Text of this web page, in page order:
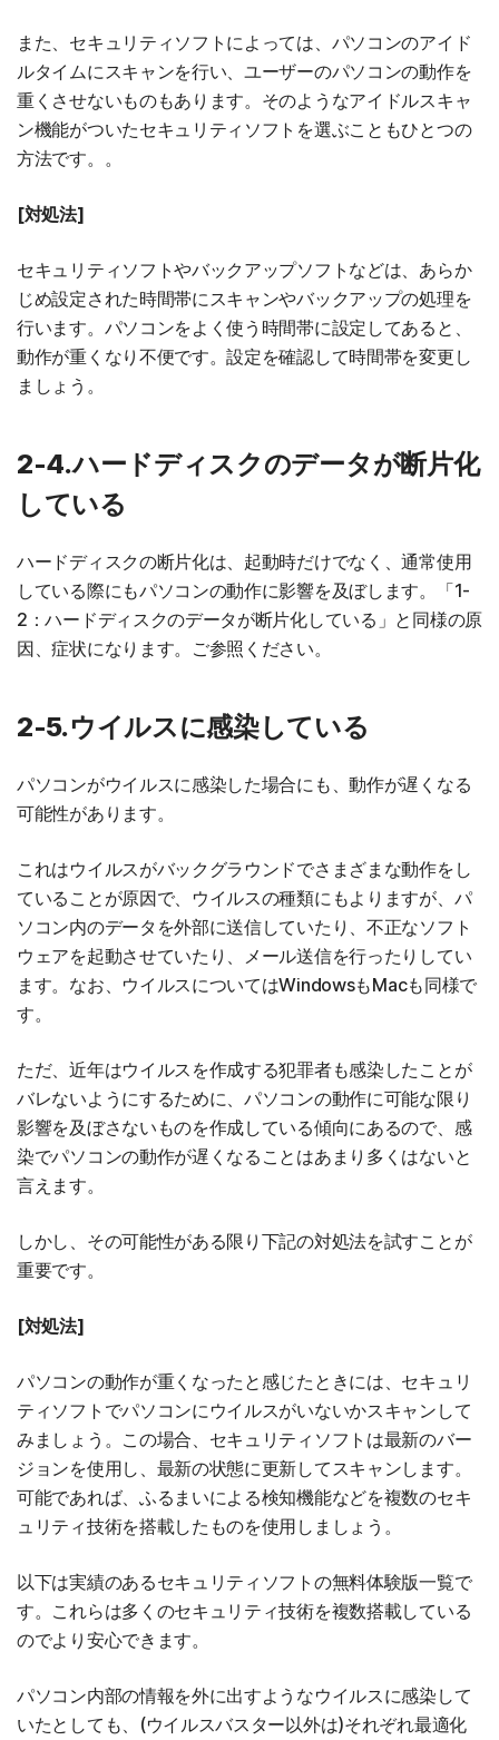
また、セキュリティソフトによっては、パソコンのアイド
ルタイムにスキャンを行い、ユーザーのパソコンの動作を
重くさせないものもあります。そのようなアイドルスキャ
ン機能がついたセキュリティソフトを選ぶこともひとつの
方法です。。
[対処法]
セキュリティソフトやバックアップソフトなどは、あらか
じめ設定された時間帯にスキャンやバックアップの処理を
行います。パソコンをよく使う時間帯に設定してあると、
動作が重くなり不便です。設定を確認して時間帯を変更し
ましょう。
2-4.ハードディスクのデータが断片化
している
ハードディスクの断片化は、起動時だけでなく、通常使用
している際にもパソコンの動作に影響を及ぼします。「1-
2：ハードディスクのデータが断片化している」と同様の原
因、症状になります。ご参照ください。
2-5.ウイルスに感染している
パソコンがウイルスに感染した場合にも、動作が遅くなる
可能性があります。
これはウイルスがバックグラウンドでさまざまな動作をし
ていることが原因で、ウイルスの種類にもよりますが、パ
ソコン内のデータを外部に送信していたり、不正なソフト
ウェアを起動させていたり、メール送信を行ったりしてい
ます。なお、ウイルスについてはWindowsもMacも同様で
す。
ただ、近年はウイルスを作成する犯罪者も感染したことが
バレないようにするために、パソコンの動作に可能な限り
影響を及ぼさないものを作成している傾向にあるので、感
染でパソコンの動作が遅くなることはあまり多くはないと
言えます。
しかし、その可能性がある限り下記の対処法を試すことが
重要です。
[対処法]
パソコンの動作が重くなったと感じたときには、セキュリ
ティソフトでパソコンにウイルスがいないかスキャンして
みましょう。この場合、セキュリティソフトは最新のバー
ジョンを使用し、最新の状態に更新してスキャンします。
可能であれば、ふるまいによる検知機能などを複数のセキ
ュリティ技術を搭載したものを使用しましょう。
以下は実績のあるセキュリティソフトの無料体験版一覧で
す。これらは多くのセキュリティ技術を複数搭載している
のでより安心できます。
パソコン内部の情報を外に出すようなウイルスに感染して
いたとしても、(ウイルスバスター以外は)それぞれ最適化